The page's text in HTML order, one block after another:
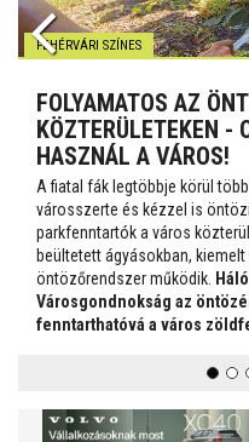
FEHÉRVÁRI SZÍNES
FOLYAMATOS AZ
KÖZTERÜLETEKEN -
HASZNÁL A VÁROS!
A fiatal fák legtöbbje körül
városszerte és kézzel is
parkfenntartók a város
beültetett ágyásokban,
öntözőrendszer működik.
Városgondnokság az
fenntarthatóvá a város